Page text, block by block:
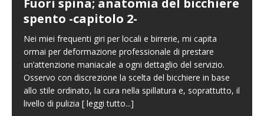
Fuori spina; anatomia del bicchiere
spento -capitolo 2-
Nei miei frequenti giri per locali e birrerie, mi capita
ormai per deformazione professionale di prestare
un’attenzione maniacale a ogni dettaglio del servizio.
Osservo con discrezione la scelta del bicchiere in base
allo stile ordinato, la cura nella spillatura e, soprattutto, il
livello di pulizia [ leggi tutto...]